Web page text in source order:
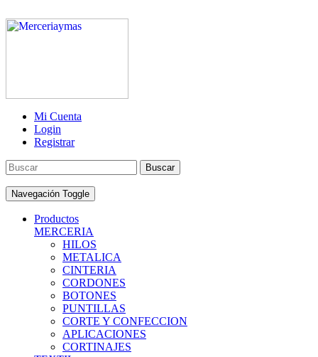
Mi Cuenta
Login
Registrar
Buscar
Navegación Toggle
Productos
MERCERIA
HILOS
METALICA
CINTERIA
CORDONES
BOTONES
PUNTILLAS
CORTE Y CONFECCION
APLICACIONES
CORTINAJES